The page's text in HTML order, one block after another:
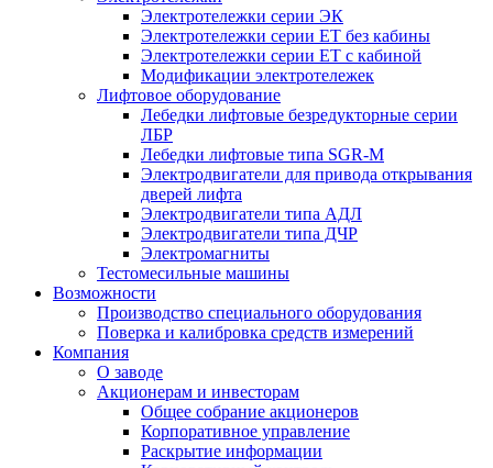
Электротележки серии ЭК
Электротележки серии ЕТ без кабины
Электротележки серии ЕТ с кабиной
Модификации электротележек
Лифтовое оборудование
Лебедки лифтовые безредукторные серии
ЛБР
Лебедки лифтовые типа SGR-M
Электродвигатели для привода открывания
дверей лифта
Электродвигатели типа АДЛ
Электродвигатели типа ДЧР
Электромагниты
Тестомесильные машины
Возможности
Производство специального оборудования
Поверка и калибровка средств измерений
Компания
О заводе
Акционерам и инвесторам
Общее собрание акционеров
Корпоративное управление
Раскрытие информации